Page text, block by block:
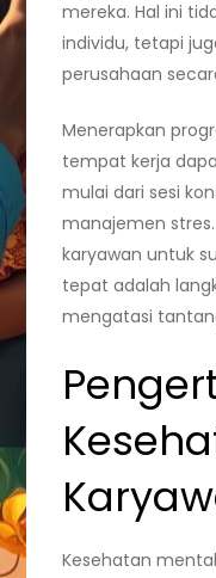
mereka. Hal ini
individu, tetapi
perusahaan
Menerapkan
tempat kerja
mulai dari sesi
manajemen
karyawan untuk
tepat adalah
mengatasi
Kesehatan